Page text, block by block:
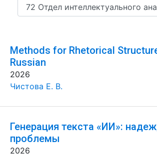
Methods for Rhetorical
Russian
2026
Чистова Е. В.
Генерация текста «ИИ»:
проблемы
2026